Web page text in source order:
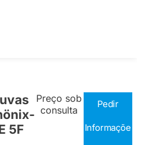
5F
Preço sob
consulta
Pedir
Informaçõe